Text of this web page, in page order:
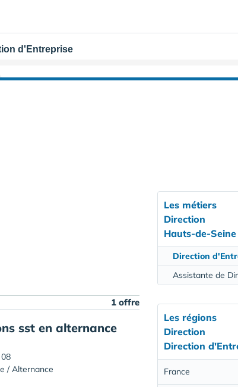
d'Entreprise
1 offre
sst en alternance
/ Alternance
Les métiers
Direction
Hauts-de-Seine
Direction
Assistante de
Les régions
Direction
Direction
France